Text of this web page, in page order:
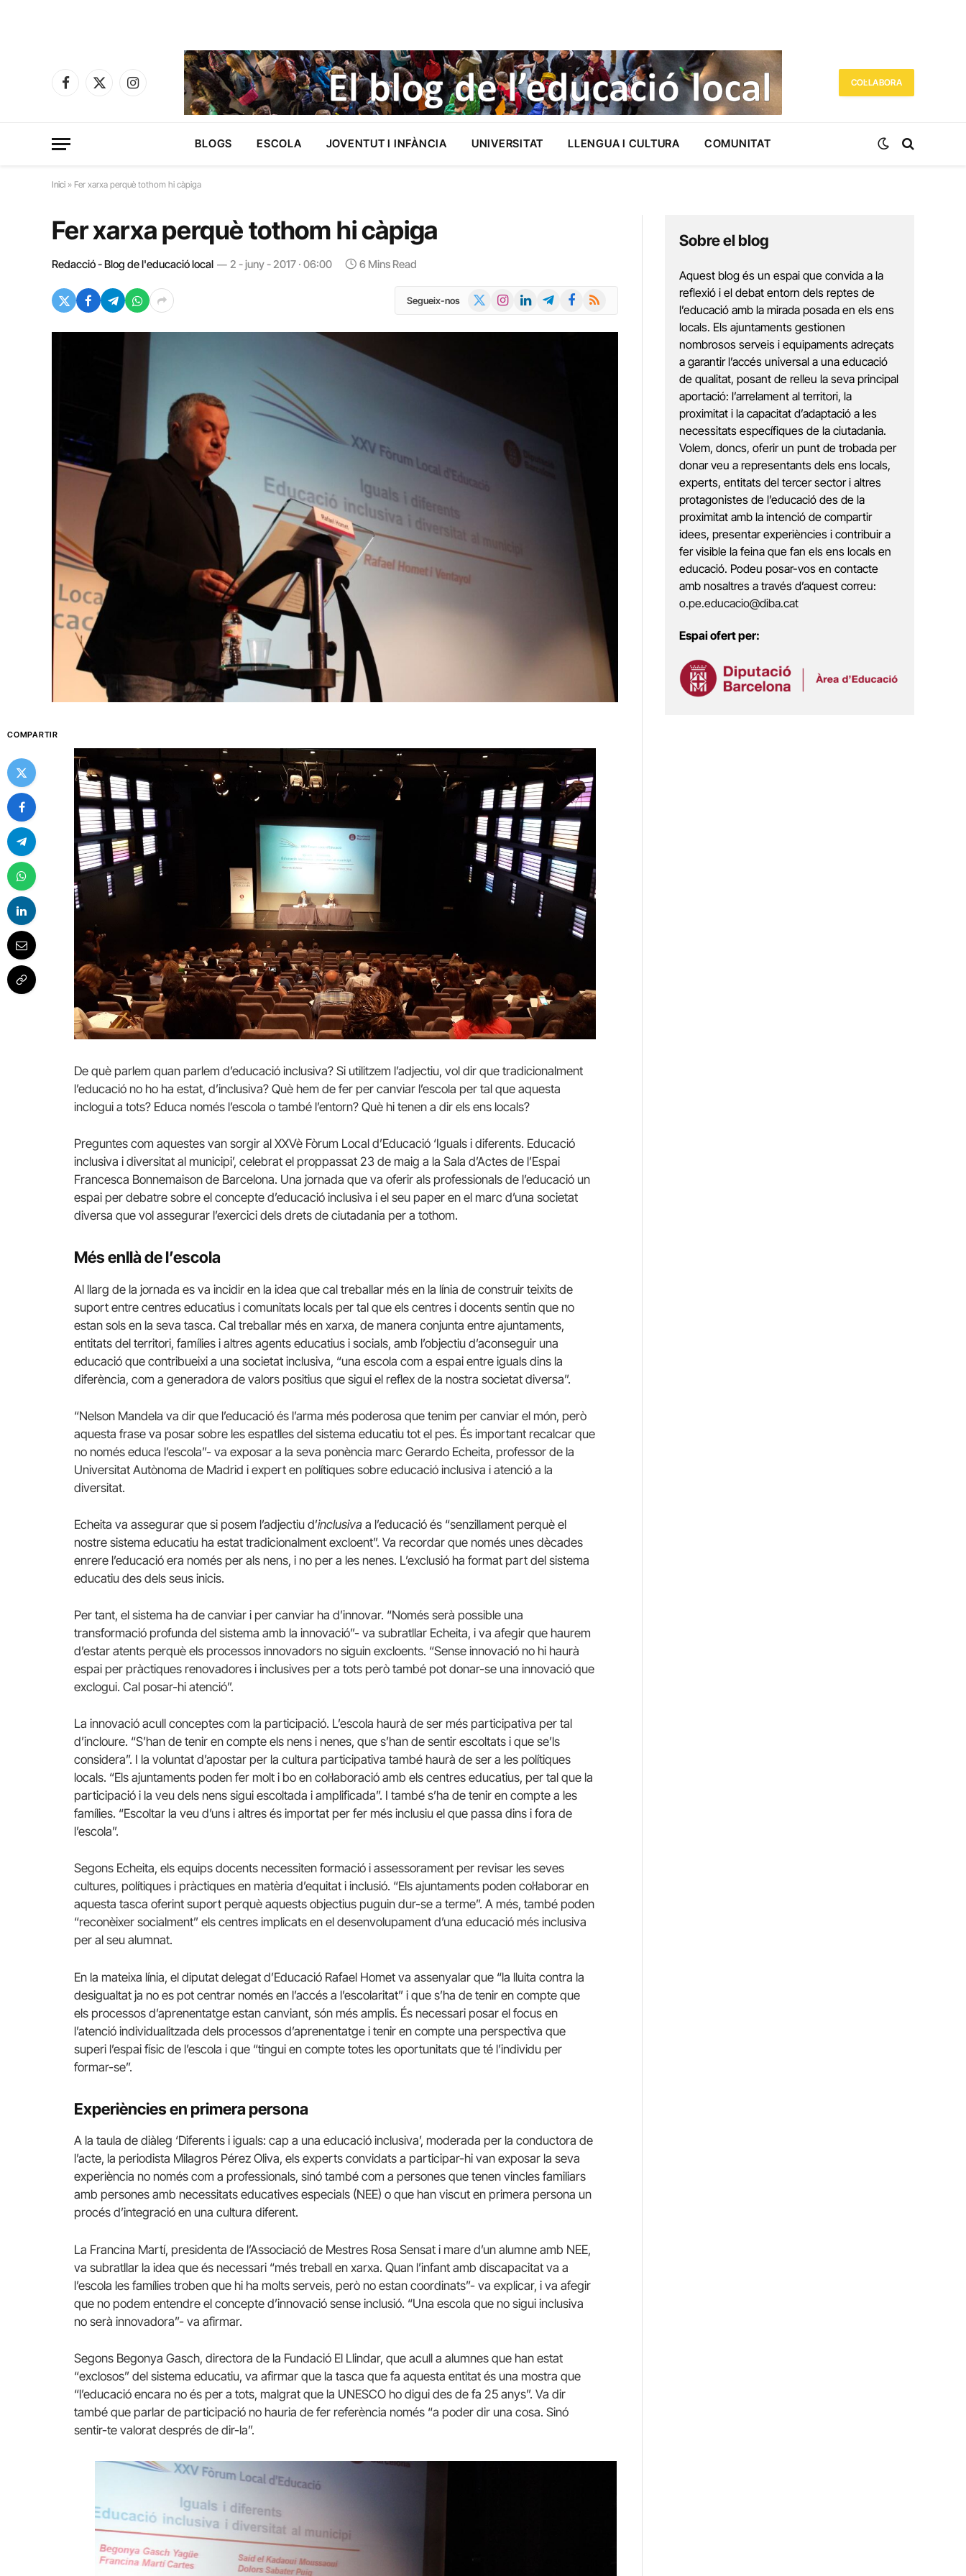
Facebook
X
Instagram
COL·LABORA
BLOGS ESCOLA JOVENTUT I INFÀNCIA UNIVERSITAT LLENGUA I CULTURA COMUNITAT
Inici » Fer xarxa perquè tothom hi càpiga
Fer xarxa perquè tothom hi càpiga
Redacció - Blog de l'educació local 2 - juny - 2017 · 06:00 6 Mins Read
Segueix-nos InstagramLinkedInTelegramFacebook
RSS
COMPARTIR
De què parlem quan parlem d’educació inclusiva? Si utilitzem l’adjectiu, vol dir que tradicionalment
l’educació no ho ha estat, d’inclusiva? Què hem de fer per canviar l’escola per tal que aquesta
inclogui a tots? Educa només l’escola o també l’entorn? Què hi tenen a dir els ens locals?
Preguntes com aquestes van sorgir al XXVè Fòrum Local d’Educació ‘Iguals i diferents. Educació
inclusiva i diversitat al municipi’, celebrat el proppassat 23 de maig a la Sala d’Actes de l’Espai
Francesca Bonnemaison de Barcelona. Una jornada que va oferir als professionals de l’educació un
espai per debatre sobre el concepte d’educació inclusiva i el seu paper en el marc d’una societat
diversa que vol assegurar l’exercici dels drets de ciutadania per a tothom.
Més enllà de l’escola
Al llarg de la jornada es va incidir en la idea que cal treballar més en la línia de construir teixits de
suport entre centres educatius i comunitats locals per tal que els centres i docents sentin que no
estan sols en la seva tasca. Cal treballar més en xarxa, de manera conjunta entre ajuntaments,
entitats del territori, famílies i altres agents educatius i socials, amb l’objectiu d’aconseguir una
educació que contribueixi a una societat inclusiva, “una escola com a espai entre iguals dins la
diferència, com a generadora de valors positius que sigui el reflex de la nostra societat diversa”.
“Nelson Mandela va dir que l’educació és l’arma més poderosa que tenim per canviar el món, però
aquesta frase va posar sobre les espatlles del sistema educatiu tot el pes. És important recalcar que
no només educa l’escola”- va exposar a la seva ponència marc Gerardo Echeita, professor de la
Universitat Autònoma de Madrid i expert en polítiques sobre educació inclusiva i atenció a la
diversitat.
Echeita va assegurar que si posem l’adjectiu d’inclusiva a l’educació és “senzillament perquè el
nostre sistema educatiu ha estat tradicionalment excloent”. Va recordar que només unes dècades
enrere l’educació era només per als nens, i no per a les nenes. L’exclusió ha format part del sistema
educatiu des dels seus inicis.
Per tant, el sistema ha de canviar i per canviar ha d’innovar. “Només serà possible una
transformació profunda del sistema amb la innovació”- va subratllar Echeita, i va afegir que haurem
d’estar atents perquè els processos innovadors no siguin excloents. “Sense innovació no hi haurà
espai per pràctiques renovadores i inclusives per a tots però també pot donar-se una innovació que
exclogui. Cal posar-hi atenció”.
La innovació acull conceptes com la participació. L’escola haurà de ser més participativa per tal
d’incloure. “S’han de tenir en compte els nens i nenes, que s’han de sentir escoltats i que se’ls
considera”. I la voluntat d’apostar per la cultura participativa també haurà de ser a les polítiques
locals. “Els ajuntaments poden fer molt i bo en col·laboració amb els centres educatius, per tal que la
participació i la veu dels nens sigui escoltada i amplificada”. I també s’ha de tenir en compte a les
famílies. “Escoltar la veu d’uns i altres és importat per fer més inclusiu el que passa dins i fora de
l’escola”.
Segons Echeita, els equips docents necessiten formació i assessorament per revisar les seves
cultures, polítiques i pràctiques en matèria d’equitat i inclusió. “Els ajuntaments poden col·laborar en
aquesta tasca oferint suport perquè aquests objectius puguin dur-se a terme”. A més, també poden
“reconèixer socialment” els centres implicats en el desenvolupament d’una educació més inclusiva
per al seu alumnat.
En la mateixa línia, el diputat delegat d’Educació Rafael Homet va assenyalar que “la lluita contra la
desigualtat ja no es pot centrar només en l’accés a l’escolaritat” i que s’ha de tenir en compte que
els processos d’aprenentatge estan canviant, són més amplis. És necessari posar el focus en
l’atenció individualitzada dels processos d’aprenentatge i tenir en compte una perspectiva que
superi l’espai físic de l’escola i que “tingui en compte totes les oportunitats que té l’individu per
formar-se”.
Experiències en primera persona
A la taula de diàleg ‘Diferents i iguals: cap a una educació inclusiva’, moderada per la conductora de
l’acte, la periodista Milagros Pérez Oliva, els experts convidats a participar-hi van exposar la seva
experiència no només com a professionals, sinó també com a persones que tenen vincles familiars
amb persones amb necessitats educatives especials (NEE) o que han viscut en primera persona un
procés d’integració en una cultura diferent.
La Francina Martí, presidenta de l’Associació de Mestres Rosa Sensat i mare d’un alumne amb NEE,
va subratllar la idea que és necessari “més treball en xarxa. Quan l’infant amb discapacitat va a
l’escola les famílies troben que hi ha molts serveis, però no estan coordinats”- va explicar, i va afegir
que no podem entendre el concepte d’innovació sense inclusió. “Una escola que no sigui inclusiva
no serà innovadora”- va afirmar.
Segons Begonya Gasch, directora de la Fundació El Llindar, que acull a alumnes que han estat
“exclosos” del sistema educatiu, va afirmar que la tasca que fa aquesta entitat és una mostra que
“l’educació encara no és per a tots, malgrat que la UNESCO ho digui des de fa 25 anys”. Va dir
també que parlar de participació no hauria de fer referència només “a poder dir una cosa. Sinó
sentir-te valorat després de dir-la”.
Sobre el blog
Aquest blog és un espai que convida a la
reflexió i el debat entorn dels reptes de
l’educació amb la mirada posada en els ens
locals. Els ajuntaments gestionen
nombrosos serveis i equipaments adreçats
a garantir l’accés universal a una educació
de qualitat, posant de relleu la seva principal
aportació: l’arrelament al territori, la
proximitat i la capacitat d’adaptació a les
necessitats específiques de la ciutadania.
Volem, doncs, oferir un punt de trobada per
donar veu a representants dels ens locals,
experts, entitats del tercer sector i altres
protagonistes de l’educació des de la
proximitat amb la intenció de compartir
idees, presentar experiències i contribuir a
fer visible la feina que fan els ens locals en
educació. Podeu posar-vos en contacte
amb nosaltres a través d’aquest correu:
o.pe.educacio@diba.cat
Espai ofert per: